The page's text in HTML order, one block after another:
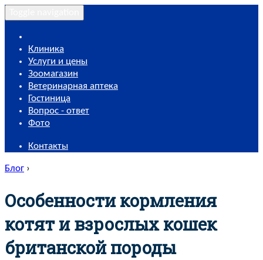
Клиника
Услуги и цены
Зоомагазин
Ветеринарная аптека
Гостиница
Вопрос - ответ
Фото
Контакты
Блог ›
Особенности кормления
котят и взрослых кошек
британской породы